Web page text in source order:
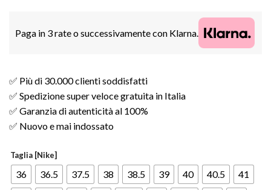
Paga in 3 rate o successivamente con Klarna.
✅ Più di 30.000 clienti soddisfatti
✅ Spedizione super veloce gratuita in Italia
✅ Garanzia di autenticità al 100%
✅ Nuovo e mai indossato
Taglia [Nike]
36 36.5 37.5 38 38.5 39 40 40.5
41